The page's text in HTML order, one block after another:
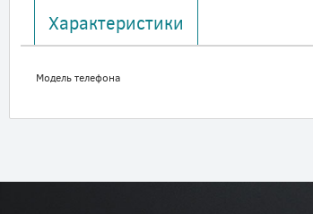
Характеристики
Модель телефона